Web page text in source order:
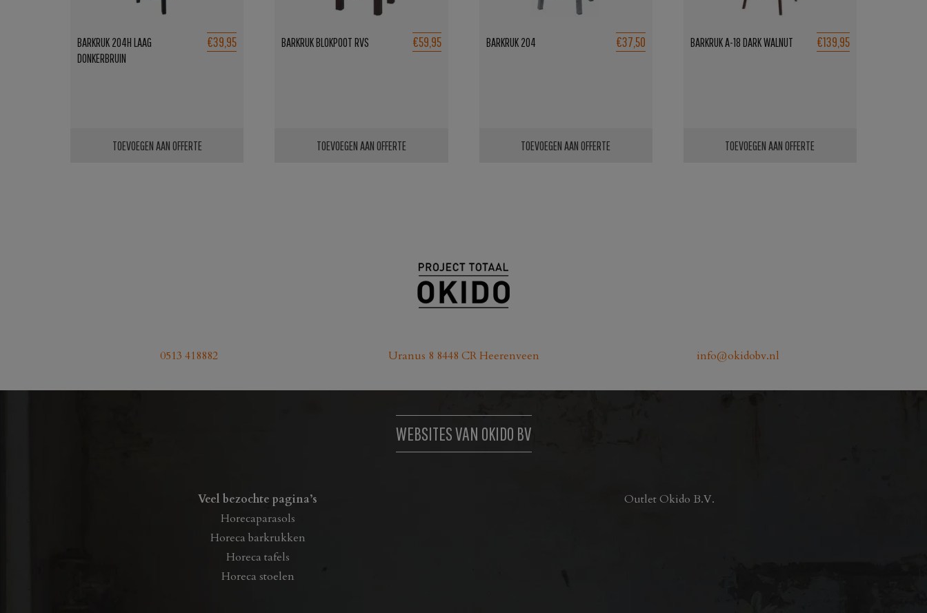
BARKRUK 204H LAAG
DONKERBRUIN
€39,95
TOEVOEGEN AAN OFFERTE
BARKRUK BLOKPOOT RVS €59,95
TOEVOEGEN AAN OFFERTE
BARKRUK 204 €37,50
TOEVOEGEN AAN OFFERTE
BARKRUK A-18 DARK WALNUT €139,95
TOEVOEGEN AAN OFFERTE
0513 418882 Uranus 8 8448 CR Heerenveen info@okidobv.nl
WEBSITES VAN OKIDO BV
Veel bezochte pagina’s
Horecaparasols
Horeca barkrukken
Horeca tafels
Horeca stoelen
Outlet Okido B.V.